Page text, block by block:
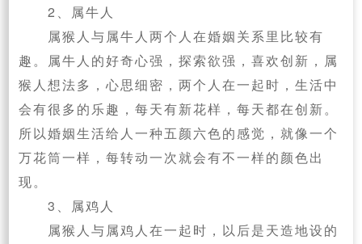
2、属牛人
属猴人与属牛人两个人在婚姻关系里比较有
趣。属牛人的好奇心强，探索欲强，喜欢创新，属
猴人想法多，心思细密，两个人在一起时，生活中
会有很多的乐趣，每天有新花样，每天都在创新。
所以婚姻生活给人一种五颜六色的感觉，就像一个
万花筒一样，每转动一次就会有不一样的颜色出
现。
3、属鸡人
属猴人与属鸡人在一起时，以后是天造地设的